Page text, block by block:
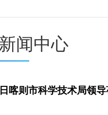
闻中心
喀则市科学技术局领